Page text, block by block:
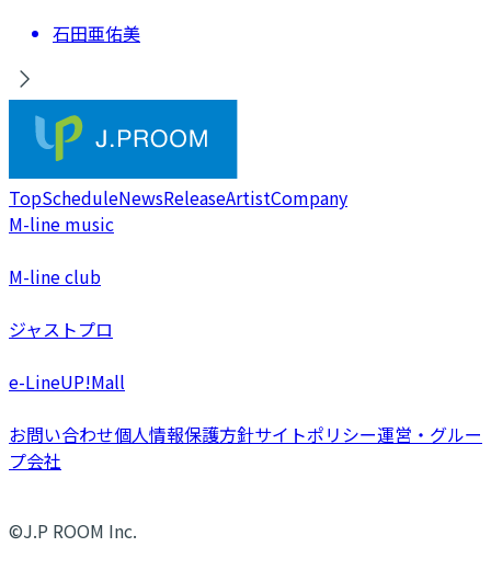
石田亜佑美
TopScheduleNewsReleaseArtistCompany
M-line music
M-line club
ジャストプロ
e-LineUP!Mall
お問い合わせ個人情報保護方針サイトポリシー運営・グルー
プ会社
©J.P ROOM Inc.